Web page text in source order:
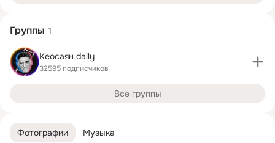
Фотографии Музыка
Группы 1
Кеосаян daily
32595 подписчиков
Все группы